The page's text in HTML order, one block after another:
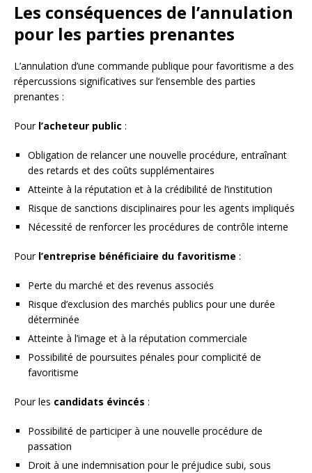
Les conséquences de l’annulation
pour les parties prenantes
L’annulation d’une commande publique pour favoritisme a des
répercussions significatives sur l’ensemble des parties
prenantes :
Pour l’acheteur public :
Obligation de relancer une nouvelle procédure, entraînant
des retards et des coûts supplémentaires
Atteinte à la réputation et à la crédibilité de l’institution
Risque de sanctions disciplinaires pour les agents impliqués
Nécessité de renforcer les procédures de contrôle interne
Pour l’entreprise bénéficiaire du favoritisme :
Perte du marché et des revenus associés
Risque d’exclusion des marchés publics pour une durée
déterminée
Atteinte à l’image et à la réputation commerciale
Possibilité de poursuites pénales pour complicité de
favoritisme
Pour les candidats évincés :
Possibilité de participer à une nouvelle procédure de
passation
Droit à une indemnisation pour le préjudice subi, sous